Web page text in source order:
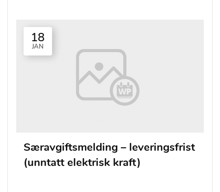
18
JAN
Særavgiftsmelding – leveringsfrist
(unntatt elektrisk kraft)